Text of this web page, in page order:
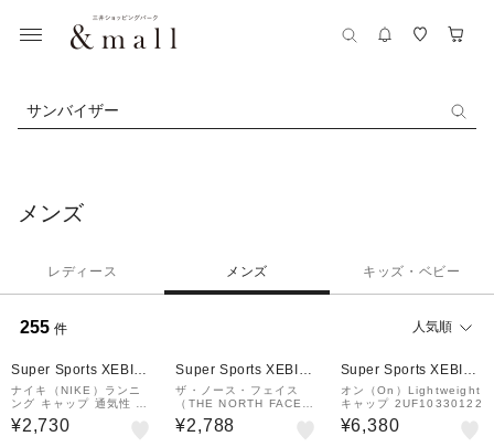
サンバイザー
メンズ
レディース メンズ キッズ・ベビー
255 件 人気順
Super Sports XEBIO
&mall店
ナイキ（NIKE）ランニ
ング キャップ 通気性 速
乾 ホワイト 白 M/L FB5
681-100
¥2,730
Super Sports XEBIO
&mall店
ザ・ノース・フェイス
（THE NORTH FACE）
帽子 GTDキャップ NN0
2575 K
¥2,788
Super Sports XEBIO
&mall店
オン（On）Lightweight
キャップ 2UF10330122
¥6,380